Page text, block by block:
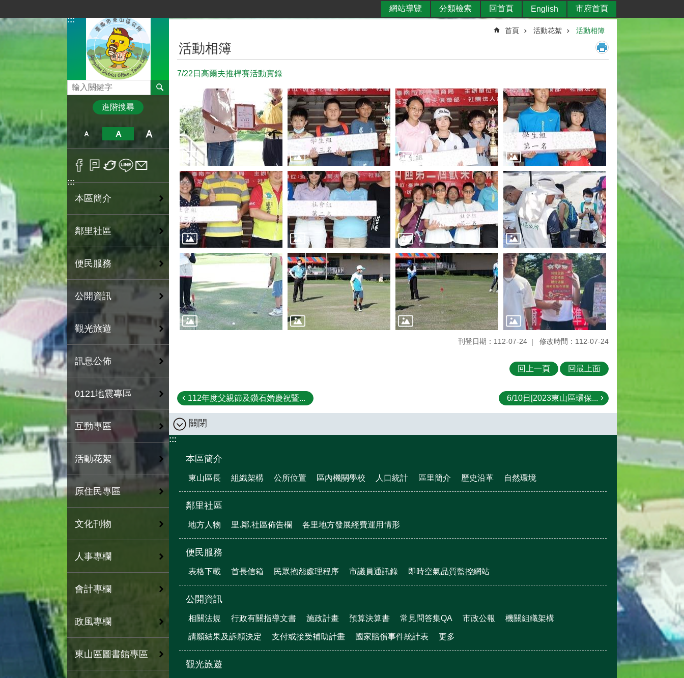
:::
網站導覽 分類檢索 回首頁 English 市府首頁
搜尋
進階搜尋
:::
本區簡介
鄰里社區
便民服務
公開資訊
觀光旅遊
訊息公佈
0121地震專區
互動專區
活動花絮
原住民專區
文化刊物
人事專欄
會計專欄
政風專欄
東山區圖書館專區
首頁 活動花絮 活動相簿
活動相簿
7/22日高爾夫推桿賽活動實錄
刊登日期：112-07-24 修改時間：112-07-24
回上一頁 回最上面
112年度父親節及鑽石婚慶祝暨... 6/10日[2023東山區環保...
關閉
:::
本區簡介
東山區長 組織架構 公所位置 區內機關學校 人口統計 區里簡介 歷史沿革 自然環境
鄰里社區
地方人物 里.鄰.社區佈告欄 各里地方發展經費運用情形
便民服務
表格下載 首長信箱 民眾抱怨處理程序 市議員通訊錄 即時空氣品質監控網站
公開資訊
相關法規 行政有關指導文書 施政計畫 預算決算書 常見問答集QA 市政公報 機關組織架構
請願結果及訴願決定 支付或接受補助計畫 國家賠償事件統計表 更多
觀光旅遊